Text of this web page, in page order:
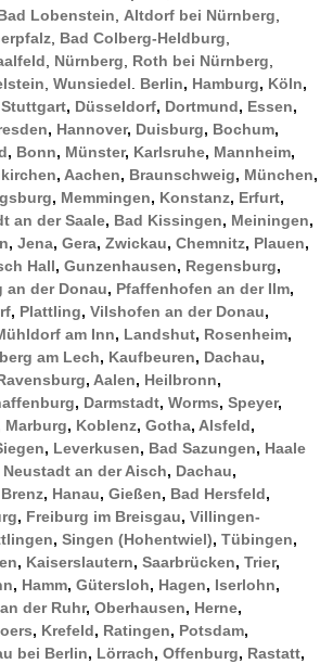
Lobenstein, Altdorf bei Nürnberg,
, Bad Colberg-Heldburg,
, Nürnberg, Roth bei Nürnberg,
, Wunsiedel. Berlin, Hamburg, Köln,
Stuttgart, Düsseldorf, Dortmund, Essen,
, Hannover, Duisburg, Bochum,
, Bonn, Münster, Karlsruhe, Mannheim,
, Aachen, Braunschweig, München,
, Memmingen, Konstanz, Erfurt,
an der Saale, Bad Kissingen, Meiningen,
, Jena, Gera, Zwickau, Chemnitz, Plauen,
Hall, Gunzenhausen, Regensburg,
an der Donau, Pfaffenhofen an der Ilm,
, Plattling, Vilshofen an der Donau,
am Inn, Landshut, Rosenheim,
am Lech, Kaufbeuren, Dachau,
, Aalen, Heilbronn,
, Darmstadt, Worms, Speyer,
Marburg, Koblenz, Gotha, Alsfeld,
, Leverkusen, Bad Sazungen, Haale
Neustadt an der Aisch, Dachau,
, Hanau, Gießen, Bad Hersfeld,
, Freiburg im Breisgau, Villingen-
, Singen (Hohentwiel), Tübingen,
, Kaiserslautern, Saarbrücken, Trier,
, Hamm, Gütersloh, Hagen, Iserlohn,
der Ruhr, Oberhausen, Herne,
, Krefeld, Ratingen, Potsdam,
bei Berlin, Lörrach, Offenburg, Rastatt,